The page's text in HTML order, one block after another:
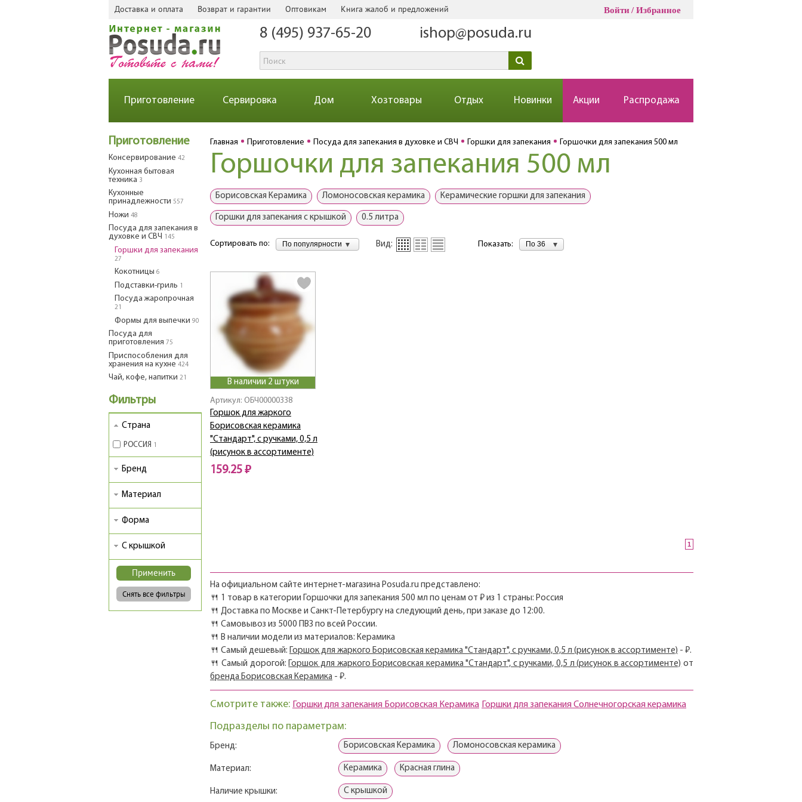
Доставка и оплата Возврат и гарантии Оптовикам Книга жалоб и предложений Войти Избранное
8 (495) 937-65-20 ishop@posuda.ru
Приготовление Сервировка Дом Хозтовары Отдых Новинки Акции Распродажа
Приготовление
Консервирование 42
Кухонная бытовая
техника 3
Кухонные
принадлежности 557
Ножи 48
Посуда для запекания в
духовке и СВЧ 145
Горшки для запекания
27
Кокотницы 6
Подставки-гриль 1
Посуда жаропрочная
21
Формы для выпечки 90
Посуда для
приготовления 75
Приспособления для
хранения на кухне 424
Чай, кофе, напитки 21
Фильтры
Страна
РОССИЯ 1
Бренд
Материал
Форма
С крышкой
Главная Приготовление Посуда для запекания в духовке и СВЧ Горшки для запекания Горшочки для запекания 500 мл
Горшочки для запекания 500 мл
Борисовская Керамика Ломоносовская керамика Керамические горшки для запекания
Горшки для запекания с крышкой 0.5 литра
Сортировать по: По популярности Вид: Показать: По 36
В наличии 2 штуки
Артикул: ОБЧ00000338
Горшок для жаркого
Борисовская керамика
"Cтандарт", с ручками, 0,5 л
(рисунок в ассортименте)
159.25 ₽
1
На официальном сайте интернет-магазина Posuda.ru представлено:
🍴 1 товар в категории Горшочки для запекания 500 мл по ценам от ₽ из 1 страны: Россия
🍴 Доставка по Москве и Санкт-Петербургу на следующий день, при заказе до 12:00.
🍴 Самовывоз из 5000 ПВЗ по всей России.
🍴 В наличии модели из материалов: Керамика
🍴 Самый дешевый: Горшок для жаркого Борисовская керамика "Cтандарт", с ручками, 0,5 л (рисунок в ассортименте) - ₽.
🍴 Самый дорогой:Горшок для жаркого Борисовская керамика "Cтандарт", с ручками, 0,5 л (рисунок в ассортименте) от
бренда Борисовская Керамика - ₽.
Смотрите также: Горшки для запекания Борисовская Керамика Горшки для запекания Солнечногорская керамика
Подразделы по параметрам:
Бренд: Борисовская Керамика Ломоносовская керамика
Материал: Керамика Красная глина
Наличие крышки: С крышкой